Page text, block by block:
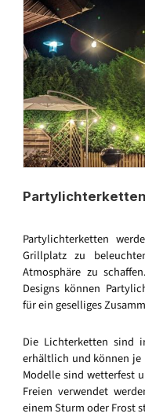
Partylichterketten
Grillplatz zu
Atmosphäre zu
Designs können
für ein geselliges
Die Lichterketten sind
erhältlich und können je
Modelle sind wetterfest
Freien verwendet
einem Sturm oder Frost